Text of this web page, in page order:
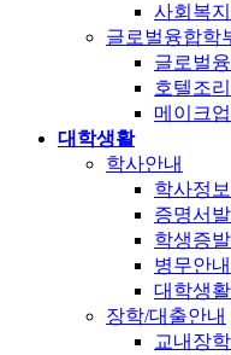
사회복
글로벌융합학
글로벌
호텔조
메이크
대학생활
학사안내
학사정보
증명서
학생증
병무안내
대학생
장학/대출안내
교내장